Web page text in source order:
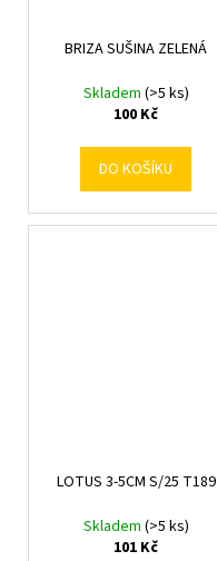
BRIZA SUŠINA ZELENÁ
Skladem (>5 ks)
100 Kč
DO KOŠÍKU
LOTUS 3-5CM S/25 T189
Skladem (>5 ks)
101 Kč